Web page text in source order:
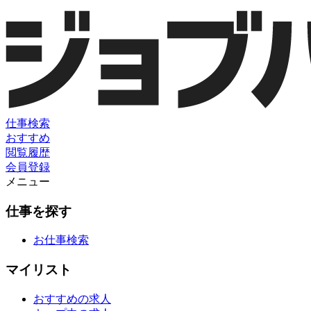
仕事検索
おすすめ
閲覧履歴
会員登録
メニュー
仕事を探す
お仕事検索
マイリスト
おすすめの求人